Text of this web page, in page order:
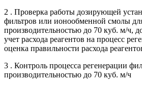
2 . Проверка работы дозирующей
фильтров или ионообменной смолы
производительностью до 70 куб. м/ч,
учет расхода реагентов на процесс
оценка правильности расхода
3 . Контроль процесса регенерации
производительностью до 70 куб. м/ч